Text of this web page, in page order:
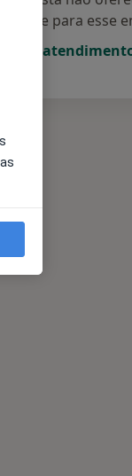
online para esse
um